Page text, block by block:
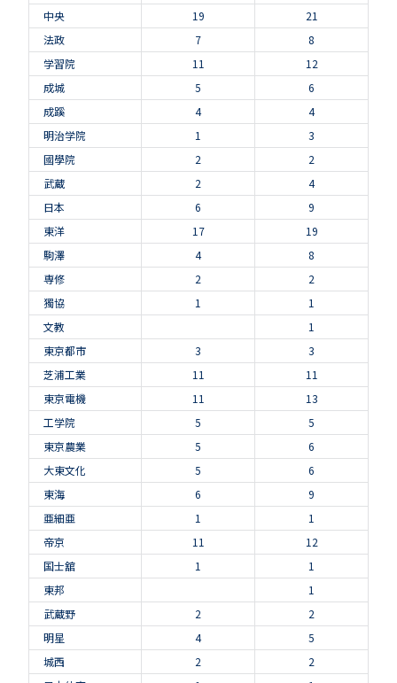
中央
19
21
法政
7
8
学習院
11
12
成城
5
6
成蹊
4
4
明治学院
1
3
國學院
2
2
武蔵
2
4
日本
6
9
東洋
17
19
駒澤
4
8
専修
2
2
獨協
1
1
文教
1
東京都市
3
3
芝浦工業
11
11
東京電機
11
13
工学院
5
5
東京農業
5
6
大東文化
5
6
東海
6
9
亜細亜
1
1
帝京
11
12
国士舘
1
1
東邦
1
武蔵野
2
2
明星
4
5
城西
2
2